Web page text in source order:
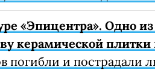
«Эпицентра». Одно
керамической плитки
погибли и пострадали